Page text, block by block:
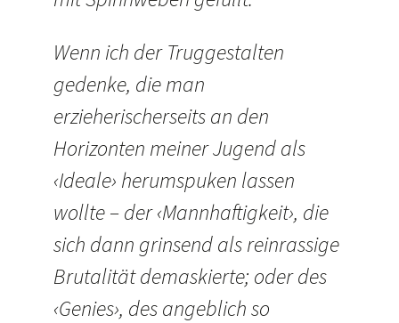
Wenn ich der Truggestalten
gedenke, die man
erzieherischerseits an den
Horizonten meiner Jugend als
‹Ideale› herumspuken lassen
wollte – der ‹Mannhaftigkeit›, die
sich dann grinsend als reinrassige
Brutalität demaskierte; oder des
‹Genies›, des angeblich so